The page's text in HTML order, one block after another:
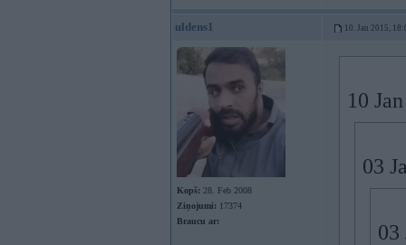
uldens1 10. Jan 2015,
Kopš: 28. Feb 2008
Ziņojumi: 17374
Braucu ar:
10
03
03